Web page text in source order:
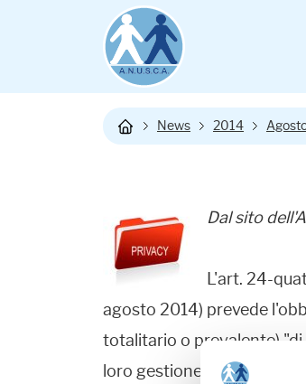
News 2014
Dal sito
L'art. 24-
agosto 2014) prevede
totalitario o prevalente)
loro gestione e degli